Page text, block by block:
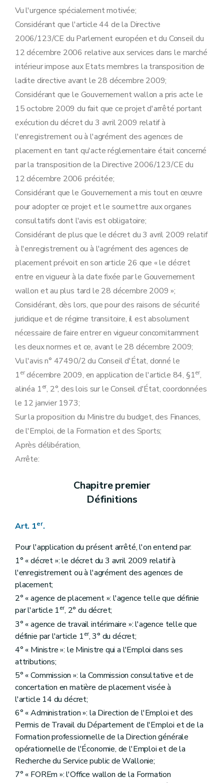
Vu l'urgence spécialement motivée;
Considérant que l'article 44 de la Directive
2006/123/CE du Parlement européen et du Conseil du
12 décembre 2006 relative aux services dans le marché
intérieur impose aux Etats membres la transposition de
ladite directive avant le 28 décembre 2009;
Considérant que le Gouvernement wallon a pris acte le
15 octobre 2009 du fait que ce projet d'arrêté portant
exécution du décret du 3 avril 2009 relatif à
l'enregistrement ou à l'agrément des agences de
placement en tant qu'acte réglementaire était concerné
par la transposition de la Directive 2006/123/CE du
12 décembre 2006 précitée;
Considérant que le Gouvernement a mis tout en œuvre
pour adopter ce projet et le soumettre aux organes
consultatifs dont l'avis est obligatoire;
Considérant de plus que le décret du 3 avril 2009 relatif
à l'enregistrement ou à l'agrément des agences de
placement prévoit en son article 26 que « le décret
entre en vigueur à la date fixée par le Gouvernement
wallon et au plus tard le 28 décembre 2009 »;
Considérant, dès lors, que pour des raisons de sécurité
juridique et de régime transitoire, il est absolument
nécessaire de faire entrer en vigueur concomitamment
les deux normes et ce, avant le 28 décembre 2009;
Vu l'avis n° 47490/2 du Conseil d'État, donné le
1erdécembre 2009, en application de l'article 84, §1er,
alinéa 1er, 2°, des lois sur le Conseil d'État, coordonnées
le 12 janvier 1973;
Sur la proposition du Ministre du budget, des Finances,
de l'Emploi, de la Formation et des Sports;
Après délibération,
Arrête:
Chapitre premier
Définitions
Art. 1er.
Pour l'application du présent arrêté, l'on entend par:
1° « décret »: le décret du 3 avril 2009 relatif à
l'enregistrement ou à l'agrément des agences de
placement;
2° « agence de placement »: l'agence telle que définie
par l'article 1er, 2° du décret;
3° « agence de travail intérimaire »: l'agence telle que
définie par l'article 1er, 3° du décret;
4° « Ministre »: le Ministre qui a l'Emploi dans ses
attributions;
5° « Commission »: la Commission consultative et de
concertation en matière de placement visée à
l'article 14 du décret;
6° « Administration »: la Direction de l'Emploi et des
Permis de Travail du Département de l'Emploi et de la
Formation professionnelle de la Direction générale
opérationnelle de l'Économie, de l'Emploi et de la
Recherche du Service public de Wallonie;
7° « FOREm »: l'Office wallon de la Formation